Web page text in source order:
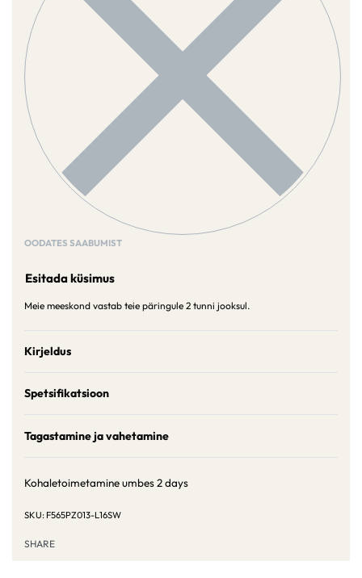
OODATES SAABUMIST
Esitada küsimus
Meie meeskond vastab teie päringule 2 tunni jooksul.
Kirjeldus
Spetsifikatsioon
Tagastamine ja vahetamine
Kohaletoimetamine umbes2 days
F565PZ013-L16SW
SHARE